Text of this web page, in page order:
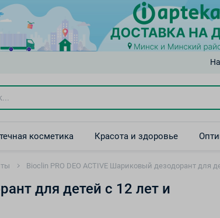
косметика Красота и здоровье
Bioclin PRO DEO ACTIVE Шариковый дезодорант для
для детей с 12 лет и